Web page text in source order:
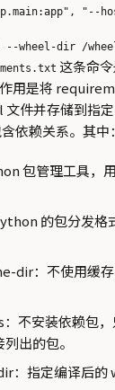
--wheel-dir /
这条命
用是将
件并存储到指
依赖关系。其中：
包管理工具，
的包分发格
dir：不使用缓存
不安装依赖包
出的包。
指定编译后的